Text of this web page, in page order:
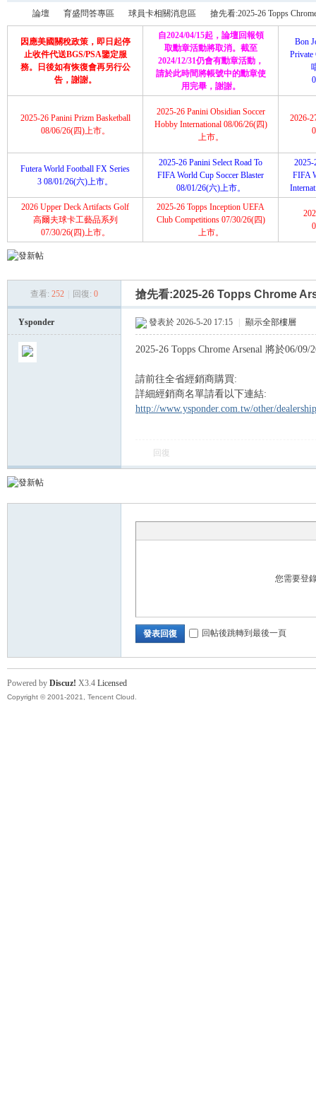
»
論壇
›
育盛問答專區
›
球員卡相關消息區
›
搶先看:2025-26 Topps
因應美國關稅政策，即日起停
止收件代送BGS/PSA鑒定服
務。日後如有恢復會再另行公
告，謝謝。
自2024/04/15起，論壇回報領
取勳章活動將取消。截至
2024/12/31仍會有勳章活動，
請於此時間將帳號中的勳章使
用完畢，謝謝。
Bon
2025-26 Panini Prizm Basketball
08/06/26(四)上市。
2025-26 Panini Obsidian Soccer
Hobby International 08/06/26(四)
上市。
2026-
Futera World Football FX Series
3 08/01/26(六)上市。
2025-26 Panini Select Road To
FIFA World Cup Soccer Blaster
08/01/26(六)上市。
2025-
FIFA
2026 Upper Deck Artifacts Golf
高爾夫球卡工藝品系列
07/30/26(四)上市。
2025-26 Topps Inception UEFA
Club Competitions 07/30/26(四)
上市。
查看: 252 回復: 0 搶先看:2025-26 Topps Chrome
Ysponder 發表於 2026-5-20 17:15 顯示全部樓層
2025-26 Topps Chrome Arsenal 將於06/
請前往全省經銷商購買:
詳細經銷商名單請看以下連結:
http://www.ysponder.com.tw/other/
回復
您需要登
發表回復 回帖後跳轉到最後一頁
Powered by Discuz! X3.4 Licensed
Copyright © 2001-2021, Tencent Cloud.